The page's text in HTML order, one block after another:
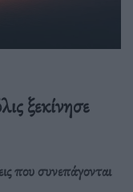
ξεκίνησε
που συνεπάγονται